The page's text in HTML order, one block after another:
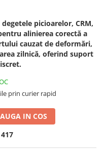
picioarelor, CRM,
alinierea corectă a
cauzat de deformări,
zilnică, oferind suport
prin curier rapid
IN COS
417